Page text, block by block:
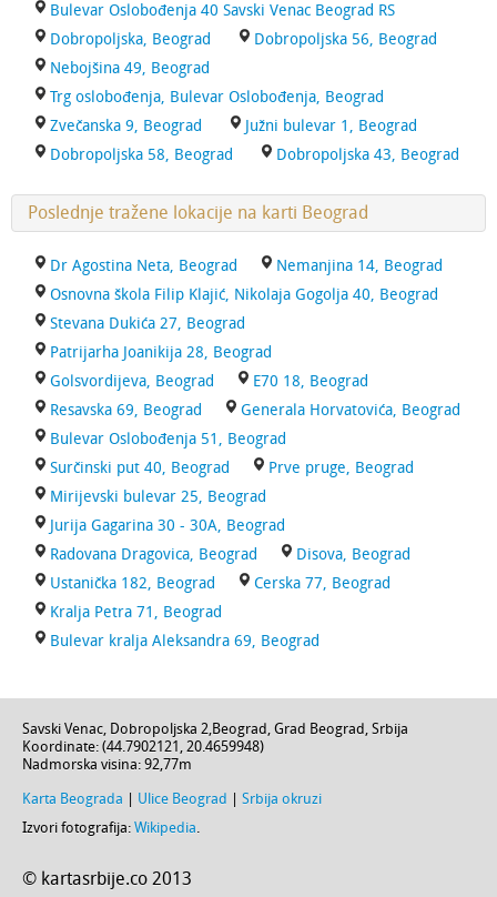
Bulevar Oslobođenja 40 Savski Venac Beograd RS
Dobropoljska, Beograd
Dobropoljska 56, Beograd
Nebojšina 49, Beograd
Trg oslobođenja, Bulevar Oslobođenja, Beograd
Zvečanska 9, Beograd
Južni bulevar 1, Beograd
Dobropoljska 58, Beograd
Dobropoljska 43, Beograd
Poslednje tražene lokacije na karti Beograd
Dr Agostina Neta, Beograd
Nemanjina 14, Beograd
Osnovna škola Filip Klajić, Nikolaja Gogolja 40, Beograd
Stevana Dukića 27, Beograd
Patrijarha Joanikija 28, Beograd
Golsvordijeva, Beograd
E70 18, Beograd
Resavska 69, Beograd
Generala Horvatovića, Beograd
Bulevar Oslobođenja 51, Beograd
Surčinski put 40, Beograd
Prve pruge, Beograd
Mirijevski bulevar 25, Beograd
Jurija Gagarina 30 - 30A, Beograd
Radovana Dragovica, Beograd
Disova, Beograd
Ustanička 182, Beograd
Cerska 77, Beograd
Kralja Petra 71, Beograd
Bulevar kralja Aleksandra 69, Beograd
Savski Venac, Dobropoljska 2,Beograd, Grad Beograd, Srbija
Koordinate: (44.7902121 , 20.4659948)
Nadmorska visina: 92,77m
Karta Beograda Ulice Beograd
Srbija okruzi
Izvori fotografija: Wikipedia.
© kartasrbije.co 2013